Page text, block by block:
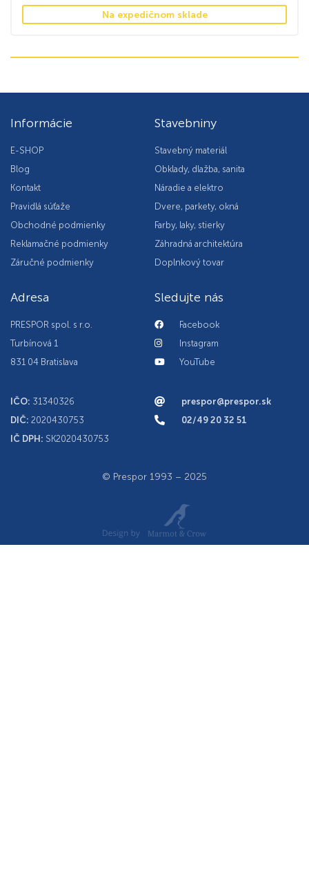
Na expedičnom sklade
Informácie
E-SHOP
Blog
Kontakt
Pravidlá súťaže
Obchodné podmienky
Reklamačné podmienky
Záručné podmienky
Stavebniny
Stavebný materiál
Obklady, dlažba, sanita
Náradie a elektro
Dvere, parkety, okná
Farby, laky, stierky
Záhradná architektúra
Doplnkový tovar
Adresa
PRESPOR spol. s r.o.
Turbínová 1
831 04 Bratislava
IČO: 31340326
DIČ: 2020430753
IČ DPH: SK2020430753
Sledujte nás
Facebook
Instagram
YouTube
prespor@prespor.sk
02/49 20 32 51
© Prespor 1993 – 2025